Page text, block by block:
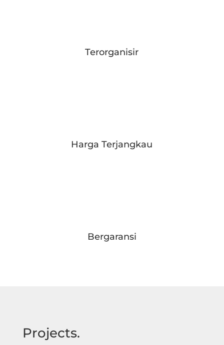
Terorganisir
Harga Terjangkau
Bergaransi
Projects.